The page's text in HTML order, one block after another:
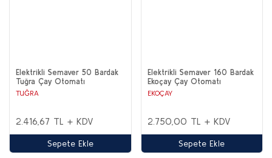
Elektrikli Semaver 50 Bardak
Tuğra Çay Otomatı
TUĞRA
2.416,67 TL + KDV
Sepete Ekle
Elektrikli Semaver 160 Bardak
Ekoçay Çay Otomatı
EKOÇAY
2.750,00 TL + KDV
Sepete Ekle